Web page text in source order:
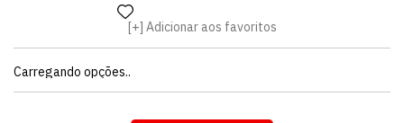
Adicionar aos favoritos
Carregando opções..